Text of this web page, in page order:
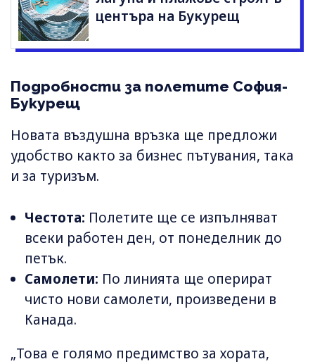
центъра на Букурещ
Подробности за полетите София-
Букурещ
Новата въздушна връзка ще предложи
удобство както за бизнес пътувания, така
и за туризъм.
Честота: Полетите ще се изпълняват
всеки работен ден, от понеделник до
петък.
Самолети: По линията ще оперират
чисто нови самолети, произведени в
Канада.
„Това е голямо предимство за хората,